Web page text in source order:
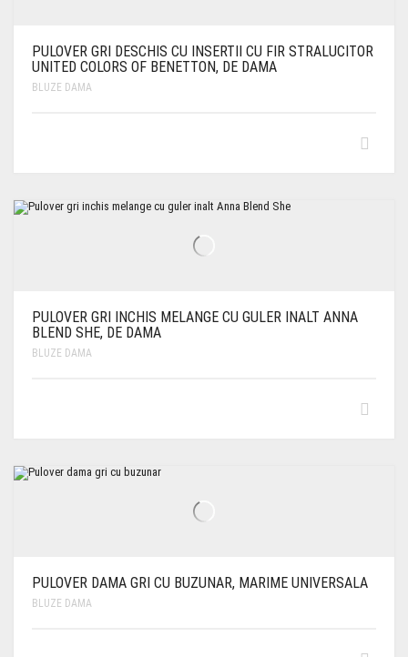
PULOVER GRI DESCHIS CU INSERTII CU FIR STRALUCITOR
UNITED COLORS OF BENETTON, DE DAMA
BLUZE DAMA
PULOVER GRI INCHIS MELANGE CU GULER INALT ANNA
BLEND SHE, DE DAMA
BLUZE DAMA
PULOVER DAMA GRI CU BUZUNAR, MARIME UNIVERSALA
BLUZE DAMA